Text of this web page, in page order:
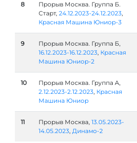
8
Прорыв Москва. Группа Б.
Старт, 24.12.2023-24.12.2023,
Красная Машина Юниор-3
9
Прорыв Москва. Группа Б,
16.12.2023-16.12.2023, Красная
Машина Юниор-2
10
Прорыв Москва. Группа А,
2.12.2023-2.12.2023, Красная
Машина Юниор
11 Прорыв Москва, 13.05.2023-
14.05.2023, Динамо-2